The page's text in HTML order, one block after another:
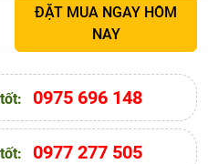
ĐẶT MUA NGAY HÔM
NAY
0975 696 148
0977 277 505